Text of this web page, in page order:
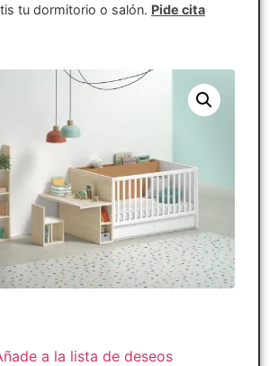
tu dormitorio o salón. Pide cita
a la lista de deseos